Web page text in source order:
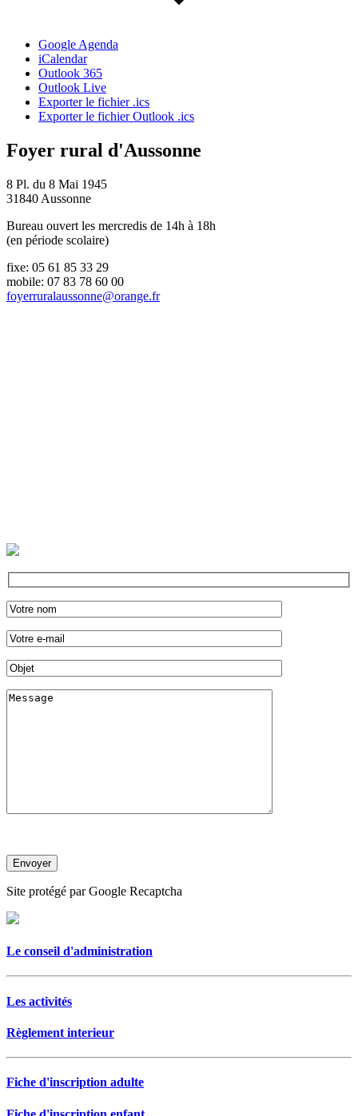
Google Agenda
iCalendar
Outlook 365
Outlook Live
Exporter le fichier .ics
Exporter le fichier Outlook .ics
Foyer rural d'Aussonne
8 Pl. du 8 Mai 1945
31840 Aussonne
Bureau ouvert les mercredis de 14h à 18h
(en période scolaire)
fixe: 05 61 85 33 29
mobile: 07 83 78 60 00
foyerruralaussonne@orange.fr
Site protégé par Google Recaptcha
Le conseil d'administration
Les activités
Règlement interieur
Fiche d'inscription adulte